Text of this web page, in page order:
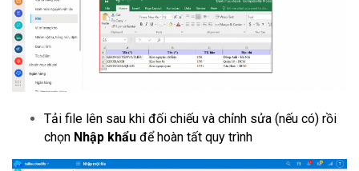
Tải file lên sau khi đối chiếu và chỉnh sửa (nếu có) rồi
chọn Nhập khẩu để hoàn tất quy trình